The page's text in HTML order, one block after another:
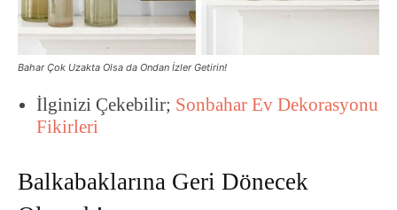
Bahar Çok Uzakta Olsa da Ondan İzler Getirin!
İlginizi Çekebilir; Sonbahar Ev Dekorasyonu
Fikirleri
Balkabaklarına Geri Dönecek